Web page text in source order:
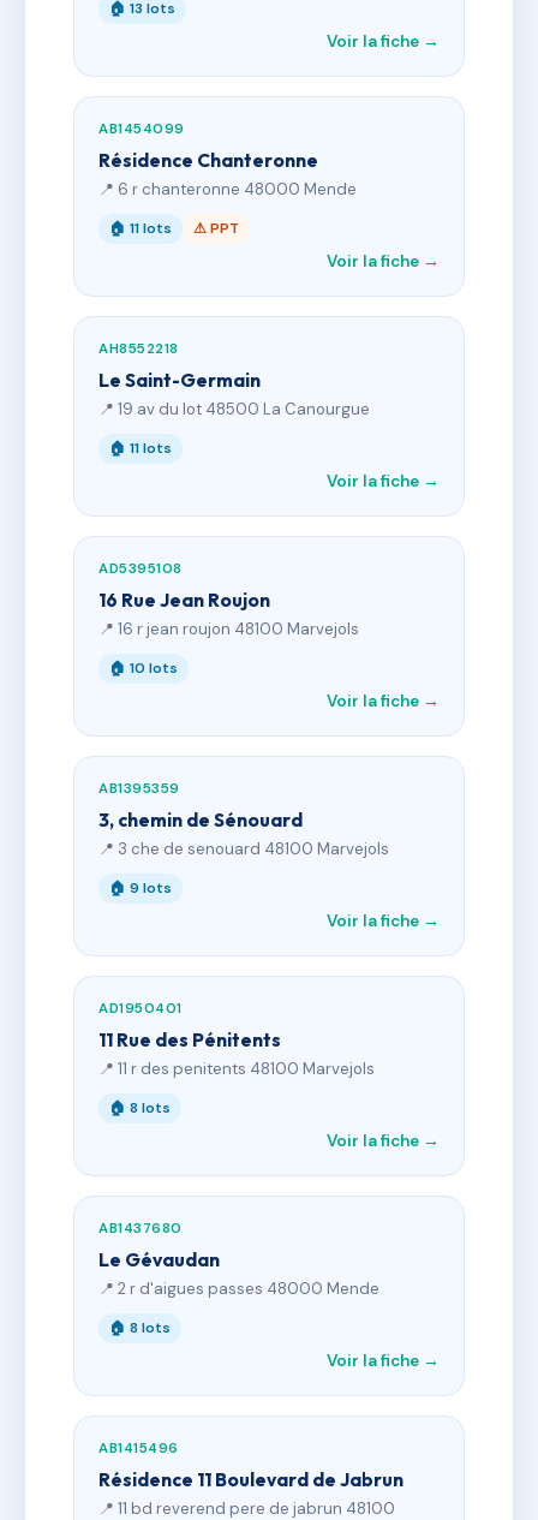
🏠 13 lots
Voir la fiche →
AB1454099
Résidence Chanteronne
📍 6 r chanteronne 48000 Mende
🏠 11 lots ⚠ PPT
Voir la fiche →
AH8552218
Le Saint-Germain
📍 19 av du lot 48500 La Canourgue
🏠 11 lots
Voir la fiche →
AD5395108
16 Rue Jean Roujon
📍 16 r jean roujon 48100 Marvejols
🏠 10 lots
Voir la fiche →
AB1395359
3, chemin de Sénouard
📍 3 che de senouard 48100 Marvejols
🏠 9 lots
Voir la fiche →
AD1950401
11 Rue des Pénitents
📍 11 r des penitents 48100 Marvejols
🏠 8 lots
Voir la fiche →
AB1437680
Le Gévaudan
📍 2 r d'aigues passes 48000 Mende
🏠 8 lots
Voir la fiche →
AB1415496
Résidence 11 Boulevard de Jabrun
📍 11 bd reverend pere de jabrun 48100